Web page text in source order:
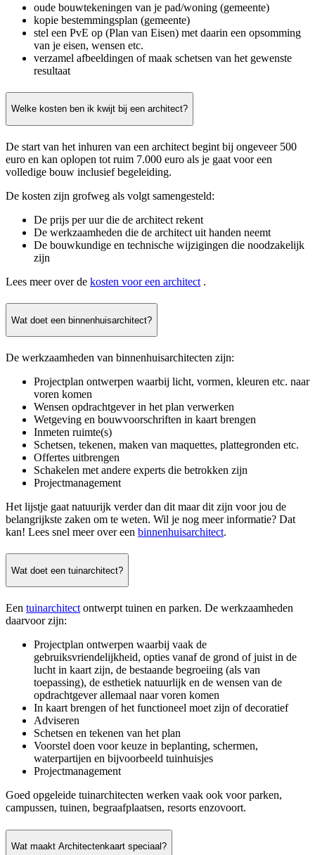
oude bouwtekeningen van je pad/woning (gemeente)
kopie bestemmingsplan (gemeente)
stel een PvE op (Plan van Eisen) met daarin een opsomming
van je eisen, wensen etc.
verzamel afbeeldingen of maak schetsen van het gewenste
resultaat
Welke kosten ben ik kwijt bij een architect?
De start van het inhuren van een architect begint bij ongeveer 500
euro en kan oplopen tot ruim 7.000 euro als je gaat voor een
volledige bouw inclusief begeleiding.
De kosten zijn grofweg als volgt samengesteld:
De prijs per uur die de architect rekent
De werkzaamheden die de architect uit handen neemt
De bouwkundige en technische wijzigingen die noodzakelijk
zijn
Lees meer over de kosten voor een architect .
Wat doet een binnenhuisarchitect?
De werkzaamheden van binnenhuisarchitecten zijn:
Projectplan ontwerpen waarbij licht, vormen, kleuren etc. naar
voren komen
Wensen opdrachtgever in het plan verwerken
Wetgeving en bouwvoorschriften in kaart brengen
Inmeten ruimte(s)
Schetsen, tekenen, maken van maquettes, plattegronden etc.
Offertes uitbrengen
Schakelen met andere experts die betrokken zijn
Projectmanagement
Het lijstje gaat natuurijk verder dan dit maar dit zijn voor jou de
belangrijkste zaken om te weten. Wil je nog meer informatie? Dat
kan! Lees snel meer over een binnenhuisarchitect.
Wat doet een tuinarchitect?
Een tuinarchitect ontwerpt tuinen en parken. De werkzaamheden
daarvoor zijn:
Projectplan ontwerpen waarbij vaak de
gebruiksvriendelijkheid, opties vanaf de grond of juist in de
lucht in kaart zijn, de bestaande begroeiing (als van
toepassing), de esthetiek natuurlijk en de wensen van de
opdrachtgever allemaal naar voren komen
In kaart brengen of het functioneel moet zijn of decoratief
Adviseren
Schetsen en tekenen van het plan
Voorstel doen voor keuze in beplanting, schermen,
waterpartijen en bijvoorbeeld tuinhuisjes
Projectmanagement
Goed opgeleide tuinarchitecten werken vaak ook voor parken,
campussen, tuinen, begraafplaatsen, resorts enzovoort.
Wat maakt Architectenkaart speciaal?